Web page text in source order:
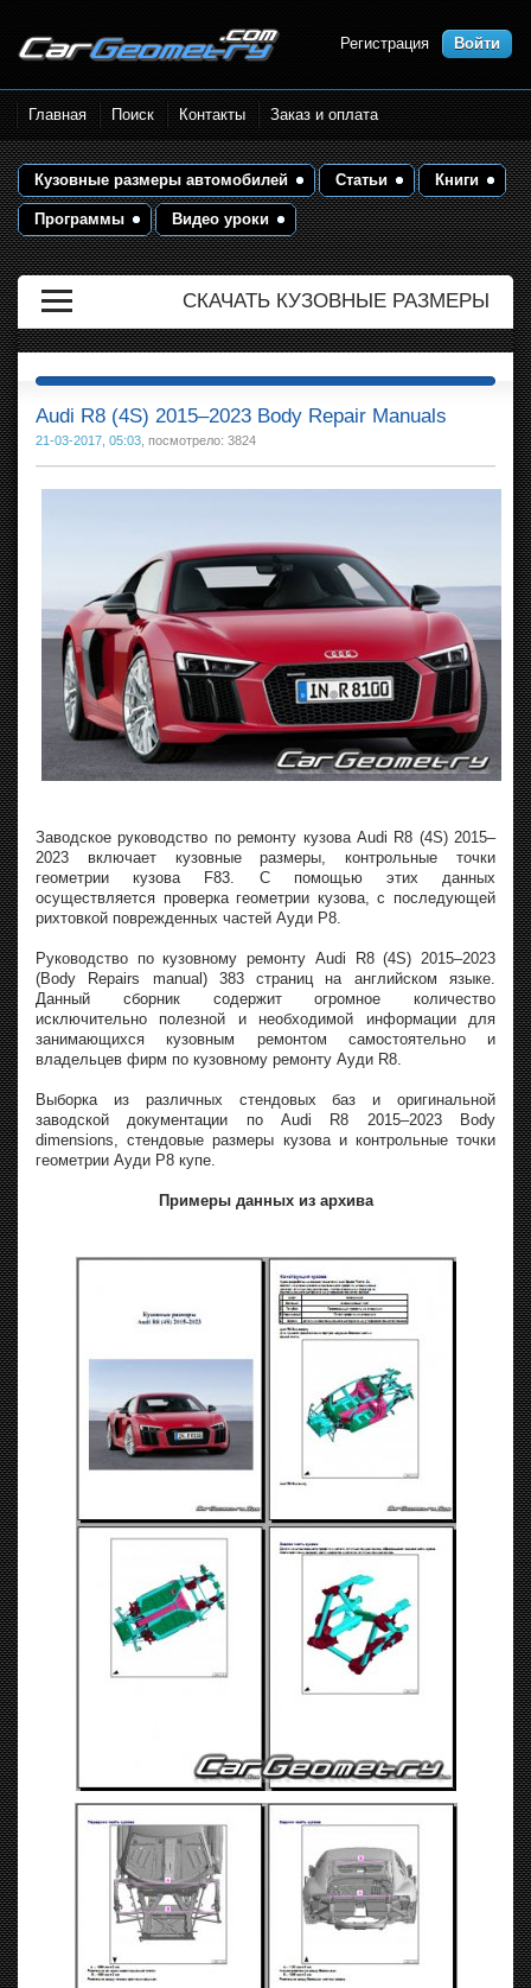
Размеры кузова автомобилей.
Контрольные точки и кузовные
размеры. Геометрия кузова
Регистрация Войти
Главная Поиск Контакты Заказ и оплата
Кузовные размеры автомобилей Статьи Книги
Программы Видео уроки
СКАЧАТЬ КУЗОВНЫЕ РАЗМЕРЫ
Audi R8 (4S) 2015–2023 Body Repair Manuals
21-03-2017, 05:03 , посмотрело: 3824
Заводское руководство по ремонту кузова Audi R8 (4S) 2015–
2023 включает кузовные размеры, контрольные точки
геометрии кузова F83. С помощью этих данных
осуществляется проверка геометрии кузова, с последующей
рихтовкой поврежденных частей Ауди Р8.
Руководство по кузовному ремонту Audi R8 (4S) 2015–2023
(Body Repairs manual) 383 страниц на английском языке.
Данный сборник содержит огромное количество
исключительно полезной и необходимой информации для
занимающихся кузовным ремонтом самостоятельно и
владельцев фирм по кузовному ремонту Ауди R8.
Выборка из различных стендовых баз и оригинальной
заводской документации по Audi R8 2015–2023 Body
dimensions, стендовые размеры кузова и контрольные точки
геометрии Ауди Р8 купе.
Примеры данных из архива